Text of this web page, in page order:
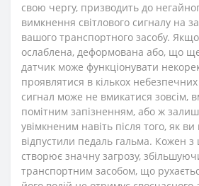
свою чергу, призводить до
вимкнення світлового сигналу на
вашого транспортного засобу.
ослаблена, деформована або, що
датчик може функціонувати
проявлятися в кількох
сигнал може не вмикатися зовсім,
помітним запізненням, або ж
увімкненим навіть після того, як ви
відпустили педаль гальма. Кожен з
створює значну загрозу,
транспортним засобом, що